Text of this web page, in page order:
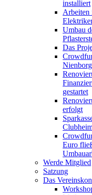
installiert
Arbeiten
Umbau
Das
gestartet
erfolgt
Euro
Werde Mitglied
Satzung
Das